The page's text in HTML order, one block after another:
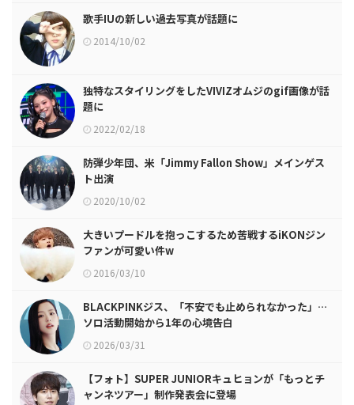
歌手IUの新しい過去写真が話題に
2014/10/02
独特なスタイリングをしたVIVIZオムジのgif画像が話
題に
2022/02/18
防弾少年団、米「Jimmy Fallon Show」メインゲス
ト出演
2020/10/02
大きいプードルを抱っこするため苦戦するiKONジン
ファンが可愛い件w
2016/03/10
BLACKPINKジス、「不安でも止められなかった」…
ソロ活動開始から1年の心境告白
2026/03/31
【フォト】SUPER JUNIORキュヒョンが「もっとチ
ャンネツアー」制作発表会に登場